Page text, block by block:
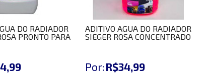
DO RADIADOR
PRONTO PARA
ADITIVO AGUA DO RADIADOR
SIEGER ROSA CONCENTRADO
Por: R$34,99